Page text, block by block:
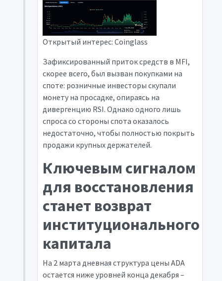
Открытый интерес: Coinglass
Зафиксированный приток средств в MFI,
скорее всего, был вызван покупками на
споте: розничные инвесторы скупали
монету на просадке, опираясь на
дивергенцию RSI. Однако одного лишь
спроса со стороны спота оказалось
недостаточно, чтобы полностью покрыть
продажи крупных держателей.
Ключевым сигналом
для восстановления
станет возврат
институционального
капитала
На 2 марта дневная структура цены ADA
остается ниже уровней конца декабря –